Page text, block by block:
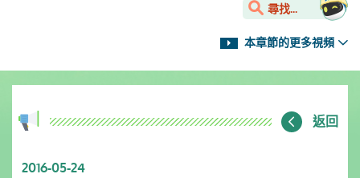
尋找...
本章節的更多視頻
返回
2016-05-24